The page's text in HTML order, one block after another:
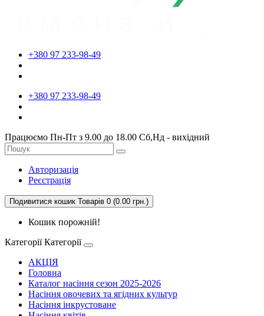
+380 97 233-98-49
+380 97 233-98-49
Працюємо Пн-Пт з 9.00 до 18.00 Сб,Нд - вихідний
Авторизація
Реєстрація
Подивитися кошик Товарів 0 (0.00 грн.)
Кошик порожній!
Категорії Категорії
АКЦІЯ
Головна
Каталог насіння сезон 2025-2026
Насіння овочевих та ягідних культур
Насіння інкрустоване